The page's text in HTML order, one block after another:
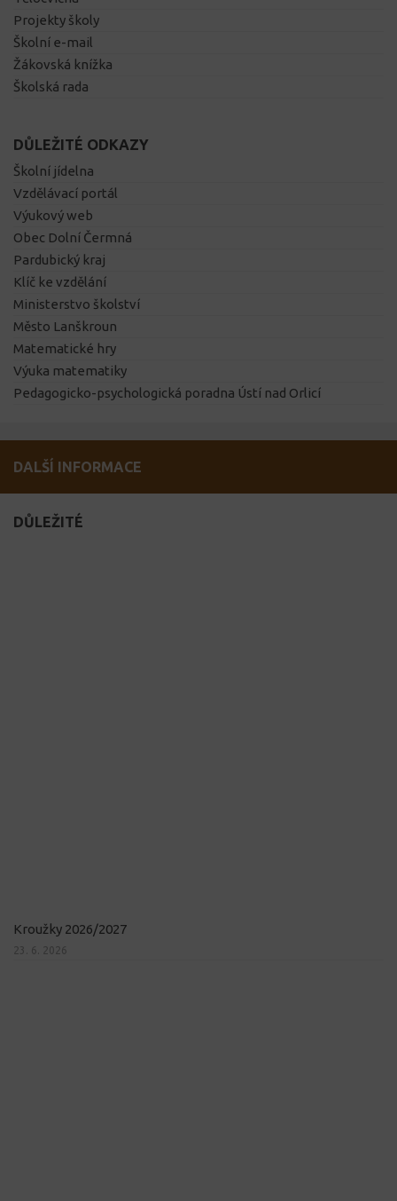
Projekty školy
Školní e-mail
Žákovská knížka
Školská rada
DŮLEŽITÉ ODKAZY
Školní jídelna
Vzdělávací portál
Výukový web
Obec Dolní Čermná
Pardubický kraj
Klíč ke vzdělání
Ministerstvo školství
Město Lanškroun
Matematické hry
Výuka matematiky
Pedagogicko-psychologická poradna Ústí nad Orlicí
DALŠÍ INFORMACE
DŮLEŽITÉ
Kroužky 2026/2027
23. 6. 2026